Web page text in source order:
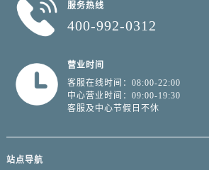
服务热线
400-992-0312
营业时间
客服在线时间：08:00-22:00
中心营业时间：09:00-19:30
客服及中心节假日不休
站点导航